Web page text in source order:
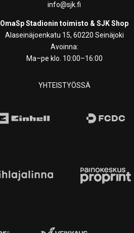
info@sjk.fi
OmaSp Stadionin toimisto & SJK Shop
Alaseinäjoenkatu 15, 60220 Seinäjoki
Avoinna:
Ma–pe klo. 10:00–16:00
YHTEISTYÖSSÄ